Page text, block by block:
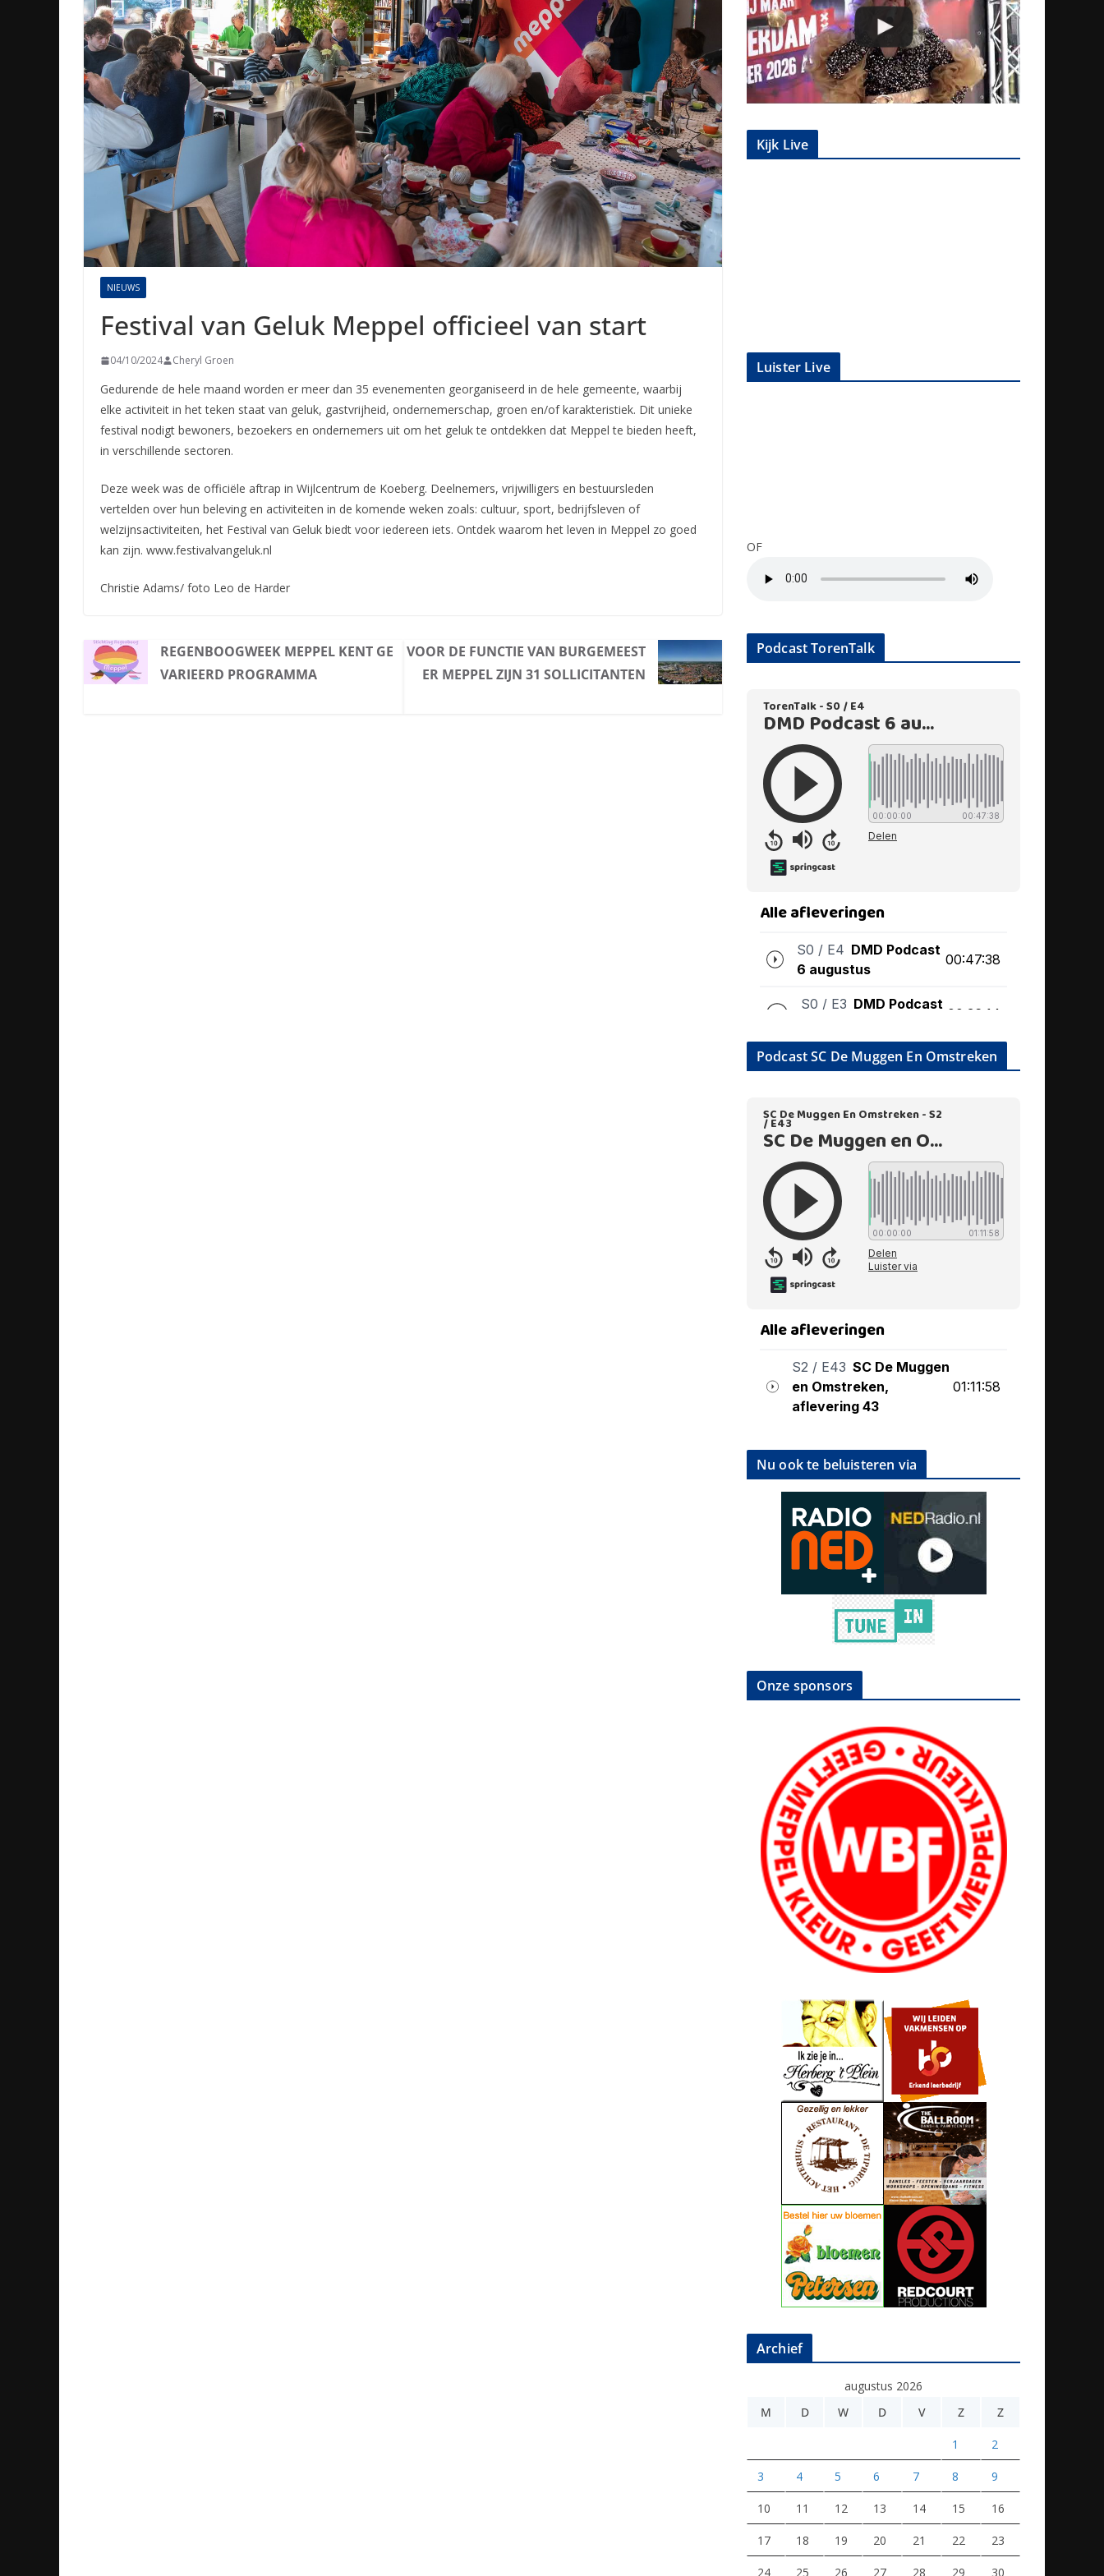
NIEUWS
Festival van Geluk Meppel officieel van start
04/10/2024 Cheryl Groen
Gedurende de hele maand worden er meer dan 35 evenementen georganiseerd in de hele gemeente, waarbij
elke activiteit in het teken staat van geluk, gastvrijheid, ondernemerschap, groen en/of karakteristiek. Dit unieke
festival nodigt bewoners, bezoekers en ondernemers uit om het geluk te ontdekken dat Meppel te bieden heeft,
in verschillende sectoren.
Deze week was de officiële aftrap in Wijlcentrum de Koeberg. Deelnemers, vrijwilligers en bestuursleden
vertelden over hun beleving en activiteiten in de komende weken zoals: cultuur, sport, bedrijfsleven of
welzijnsactiviteiten, het Festival van Geluk biedt voor iedereen iets. Ontdek waarom het leven in Meppel zo goed
kan zijn. www.festivalvangeluk.nl
Christie Adams/ foto Leo de Harder
REGENBOOGWEEK MEPPEL KENT GE
VARIEERD PROGRAMMA
VOOR DE FUNCTIE VAN BURGEMEEST
ER MEPPEL ZIJN 31 SOLLICITANTEN
Kijk Live
Luister Live
OF
Podcast TorenTalk
Podcast SC De Muggen En Omstreken
Nu ook te beluisteren via
Onze sponsors
Archief
augustus 2026
M
D W D V Z Z
1 2
3 4 5 6 7 8 9
10 11 12 13 14 15 16
17 18 19 20 21 22 23
24 25 26 27 28 29 30